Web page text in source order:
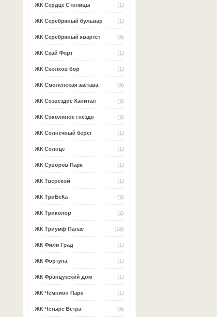
(1)
ЖК Сердце Столицы
(1)
ЖК Серебряный бульвар
(4)
ЖК Серебряный квартет
(1)
ЖК Скай Форт
(1)
ЖК Сколков бор
(4)
ЖК Смоленская застава
(3)
ЖК Созвездие Капитал
(3)
ЖК Соколиное гнездо
(1)
ЖК Солнечный берег
(1)
ЖК Солнце
(1)
ЖК Суворов Парк
(1)
ЖК Тверской
(3)
ЖК ТриБеКа
(2)
ЖК Триколор
(16)
ЖК Триумф Палас
(1)
ЖК Фили Град
(1)
ЖК Фортуна
(1)
ЖК Французский дом
(1)
ЖК Чемпион Парк
(4)
ЖК Четыре Ветра